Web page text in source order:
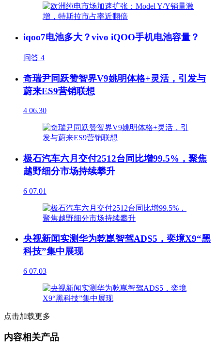
iqoo7电池多大？vivo iQOO手机电池容量？
问答 4
奇瑞尹同跃赞智界V9姚明体格+灵活，引发与
蔚来ES9营销联想
4 06.30
极石汽车六月交付2512台同比增99.5%，聚焦
越野细分市场持续攀升
6 07.01
央视新闻实测华为乾崑智驾ADS5，奕境X9“黑
科技”集中展现
6 07.03
点击加载更多
内容相关产品